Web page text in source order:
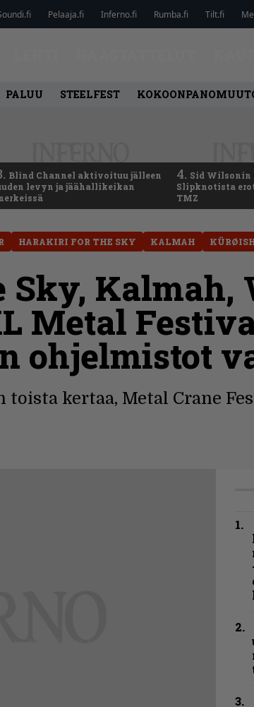
Pelaaja.fi Inferno.fi Rumba.fi Tilt.fi
PALUU STEELFEST
Blind Channel aktivoituu jälleen
levyn ja jäähallikeikan
4. Sid
Slipknotista
TMZ
HARAKIRI FOR THE SKY KALMAH
Kalmah,
Metal
ohjelmistot
kertaa, Metal Crane